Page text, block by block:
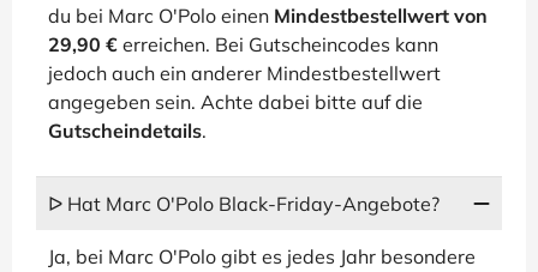
du bei Marc O'Polo einen Mindestbestellwert von
29,90 € erreichen. Bei Gutscheincodes kann
jedoch auch ein anderer Mindestbestellwert
angegeben sein. Achte dabei bitte auf die
Gutscheindetails.
ᐅ Hat Marc O'Polo Black-Friday-Angebote?
Ja, bei Marc O'Polo gibt es jedes Jahr besondere